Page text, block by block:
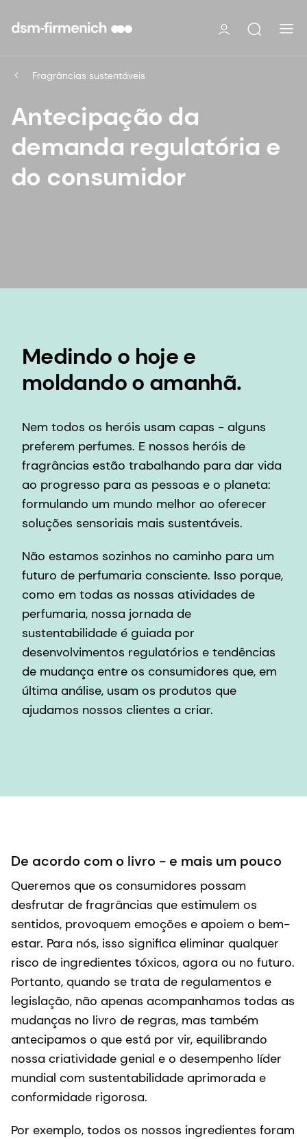
Fragrâncias sustentáveis
Antecipação da
demanda regulatória e
do consumidor
Medindo o hoje e
moldando o amanhã.
Nem todos os heróis usam capas - alguns
preferem perfumes. E nossos heróis de
fragrâncias estão trabalhando para dar vida
ao progresso para as pessoas e o planeta:
formulando um mundo melhor ao oferecer
soluções sensoriais mais sustentáveis.
Não estamos sozinhos no caminho para um
futuro de perfumaria consciente. Isso porque,
como em todas as nossas atividades de
perfumaria, nossa jornada de
sustentabilidade é guiada por
desenvolvimentos regulatórios e tendências
de mudança entre os consumidores que, em
última análise, usam os produtos que
ajudamos nossos clientes a criar.
De acordo com o livro - e mais um pouco
Queremos que os consumidores possam
desfrutar de fragrâncias que estimulem os
sentidos, provoquem emoções e apoiem o bem-
estar. Para nós, isso significa eliminar qualquer
risco de ingredientes tóxicos, agora ou no futuro.
Portanto, quando se trata de regulamentos e
legislação, não apenas acompanhamos todas as
mudanças no livro de regras, mas também
antecipamos o que está por vir, equilibrando
nossa criatividade genial e o desempenho líder
mundial com sustentabilidade aprimorada e
conformidade rigorosa.
Por exemplo, todos os nossos ingredientes foram